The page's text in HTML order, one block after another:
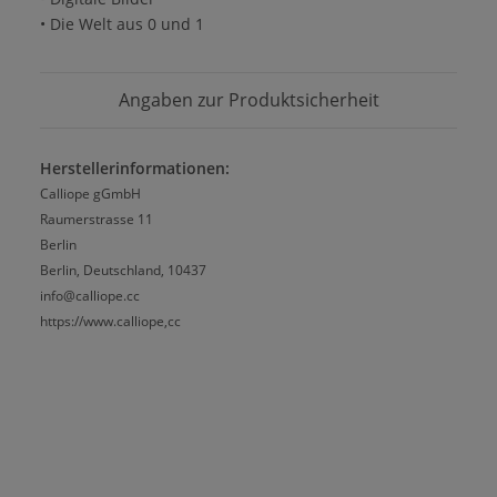
• Die Welt aus 0 und 1
Angaben zur Produktsicherheit
Herstellerinformationen:
Calliope gGmbH
Raumerstrasse 11
Berlin
Berlin, Deutschland, 10437
info@calliope.cc
https://www.calliope,cc